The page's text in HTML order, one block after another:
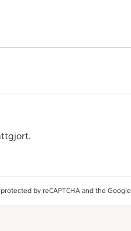
by reCAPTCHA and the Google